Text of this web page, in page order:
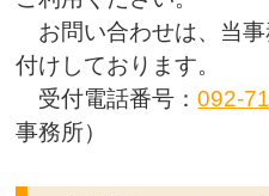
お問い合わせは、当
付けしております。
受付電話番号：
事務所）